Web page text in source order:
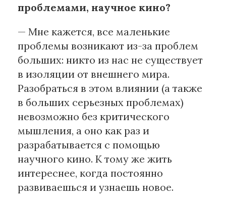
проблемами, научное кино?
— Мне кажется, все маленькие
проблемы возникают из-за проблем
больших: никто из нас не существует
в изоляции от внешнего мира.
Разобраться в этом влиянии (а также
в больших серьезных проблемах)
невозможно без критического
мышления, а оно как раз и
разрабатывается с помощью
научного кино. К тому же жить
интереснее, когда постоянно
развиваешься и узнаешь новое.